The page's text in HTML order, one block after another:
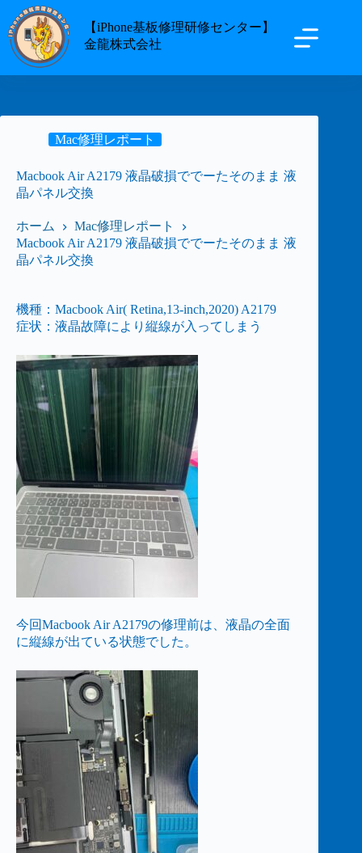
【iPhone基板修理研修センター】
金龍株式会社
Mac修理レポート
Macbook Air A2179 液晶破損ででーたそのまま 液
晶パネル交換
ホーム
Mac修理レポート
Macbook Air A2179 液晶破損ででーたそのまま 液
晶パネル交換
機種：Macbook Air( Retina,13-inch,2020) A2179
症状：液晶故障により縦線が入ってしまう
今回Macbook Air A2179の修理前は、液晶の全面
に縦線が出ている状態でした。